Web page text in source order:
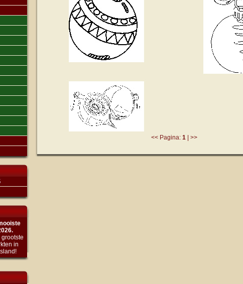
in
<< Pagina: 1| >>